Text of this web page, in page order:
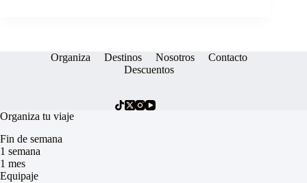
Organiza Destinos Nosotros
Contacto
Descuentos
Organiza tu viaje
Fin de semana
1 semana
1 mes
Equipaje